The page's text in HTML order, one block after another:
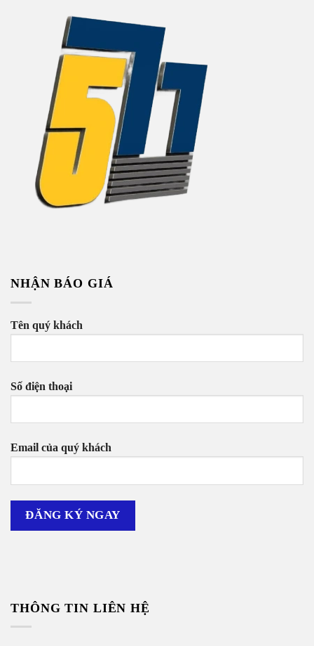
NHẬN BÁO GIÁ
Tên quý khách
Số điện thoại
Email của quý khách
THÔNG TIN LIÊN HỆ